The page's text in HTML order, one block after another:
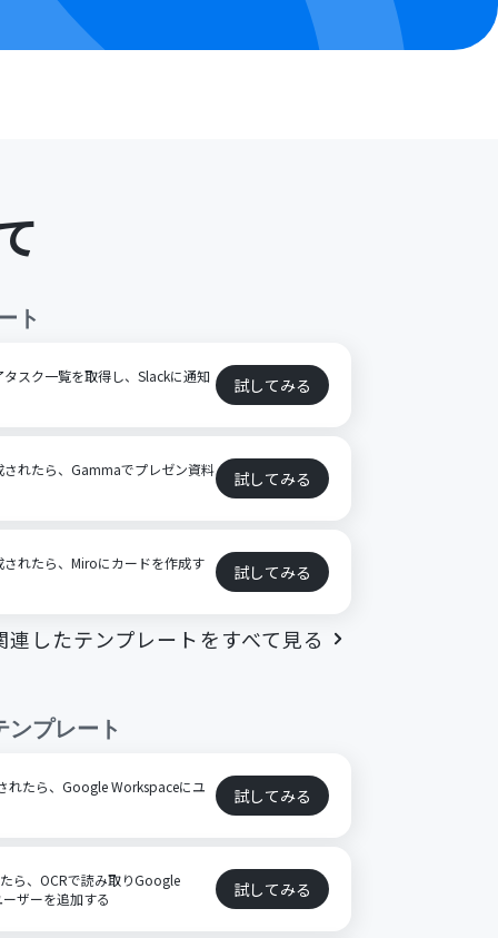
ト
スク一覧を取得し、Slackに通知 試してみる
れたら、Gammaでプレゼン資料 試してみる
れたら、Miroにカードを作成す 試してみる
連したテンプレートをすべて見る
ンプレート
れたら、Google Workspaceにユ 試してみる
ら、OCRで読み取りGoogle
ザーを追加する
試してみる